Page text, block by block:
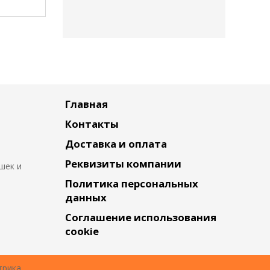
и
Главная
Контакты
Доставка и оплата
Реквизиты компании
Политика персональных
данных
Соглашение использования
cookie